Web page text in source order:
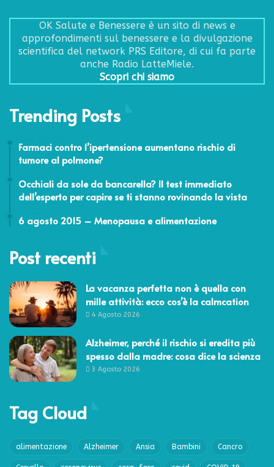
OK Salute e Benessere è un sito di news e
approfondimenti sul benessere e la divulgazione
scientifica del network PRS Editore, di cui fa parte
anche Radio LatteMiele.
Scopri chi siamo
Trending Posts
Farmaci contro l’ipertensione aumentano rischio di
tumore al polmone?
Occhiali da sole da bancarella? Il test immediato
dell’esperto per capire se ti stanno rovinando la vista
6 agosto 2015 – Menopausa e alimentazione
Post recenti
La vacanza perfetta non è quella con
mille attività: ecco cos’è la calmcation
4 Agosto 2026
Alzheimer, perché il rischio si eredita più
spesso dalla madre: cosa dice la scienza
3 Agosto 2026
Tag Cloud
alimentazione Alzheimer Ansia Bambini Cancro